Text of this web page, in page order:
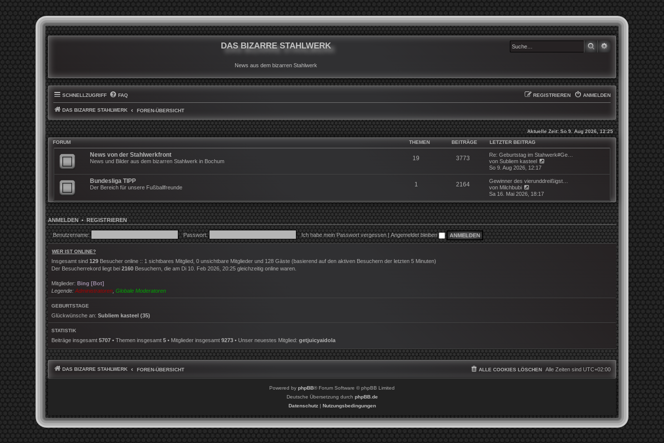
DAS BIZARRE STAHLWERK
News aus dem bizarren Stahlwerk
SUCHE
SCHNELLZUGRIFF FAQ ANMELDEN
REGISTRIEREN
DAS BIZARRE STAHLWERK FOREN-ÜBERSICHT
Aktuelle Zeit: So 9. Aug 2026, 12:25
FORUM
THEMEN BEITRÄGE LETZTER BEITRAG
News von der Stahlwerkfront
News und Bilder aus dem bizarren Stahlwerk in Bochum 19 3773
Re: Geburtstag im Stahwerk#Ge…
von Subliem kasteel
u
e
e
r
B
e
i
t
r
a
So 9. Aug 2026, 12:17
Bundesliga TIPP
Der Bereich für unsere Fußballfreunde 1 2164
Gewinner des vierunddreißigst…
von Milchbubi
e
u
e
s
t
e
r
B
e
Sa 16. Mai 2026, 18:17
ANMELDEN•REGISTRIEREN
Benutzername: Passwort: Ich habe mein Passwort vergessen | Angemeldet bleiben
WER IST ONLINE?
Insgesamt sind 129 Besucher online :: 1 sichtbares Mitglied, 0 unsichtbare Mitglieder und 128 Gäste (basierend auf den aktiven Besuchern der letzten 5 Minuten)
Der Besucherrekord liegt bei 2160 Besuchern, die am Di 10. Feb 2026, 20:25 gleichzeitig online waren.
Mitglieder: Bing [Bot]
Legende: Administratoren Globale Moderatoren
GEBURTSTAGE
Glückwünsche an: Subliem kasteel (35)
STATISTIK
Beiträge insgesamt 5707 • Themen insgesamt 5 • Mitglieder insgesamt 9273 • Unser neuestes Mitglied: getjuicyaidola
DAS BIZARRE STAHLWERK FOREN-ÜBERSICHT Alle Zeiten sind UTC+02:00
ALLE COOKIES LÖSCHEN
Powered by phpBB® Forum Software © phpBB Limited
Deutsche Übersetzung durch phpBB.de
Datenschutz| Nutzungsbedingungen